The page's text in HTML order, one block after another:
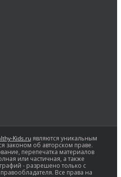
Kids.ruявляются уникальным
законом об авторском праве.
перепечатка материалов
или частичная, а также
- разрешено только с
Все права на